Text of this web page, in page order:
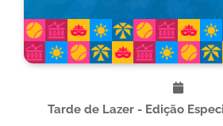
Tarde de Lazer - Edição